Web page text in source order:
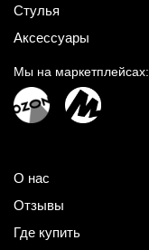
Стулья
Аксессуары
Мы на маркетплейсах:
О нас
Отзывы
Где купить